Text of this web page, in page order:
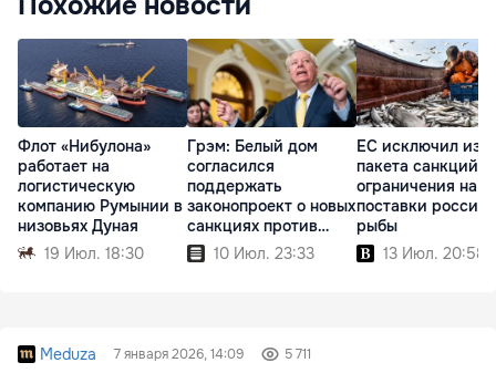
Флот «Нибулона»
работает на
логистическую
компанию Румынии в
низовьях Дуная
19 Июл. 18:30
Грэм: Белый дом
согласился
поддержать
законопроект о новых
санкциях против
России10 Июл. 23:33
ЕС исключил из
пакета санкций
ограничения на
поставки
рыбы
13 Июл. 20:58
Meduza 7 января 2026, 14:09 5 711